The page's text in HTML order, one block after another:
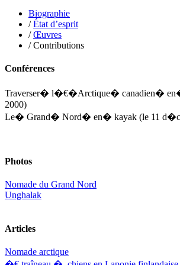
Le Maître Anne
Leblanc Léopoldine
Leblay Julien
Lebrun Alain
Lemire Olivier
Lobo Éric
Loireau Alexis
Marthaler Claude
Mathé Brian
Moullec Christian
Biographie
/État d’esprit
/Œuvres
/ Contributions
Conférences
Traverser� l�€�Arctique� canadien�
2000)
Le� Grand� Nord� en� kayak (le 11
Photos
Nomade du Grand Nord
Unghalak
Articles
Nomade arctique